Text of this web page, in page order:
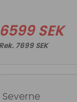
6599 SEK
7699 SEK
Severne